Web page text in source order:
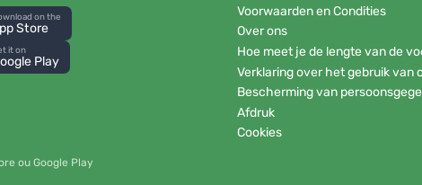
on the
Store
it on
Play
ou Google Play
Voorwaarden en Condities
Over ons
Hoe meet je de lengte van de
Verklaring over het gebruik van
Bescherming van
Afdruk
Cookies